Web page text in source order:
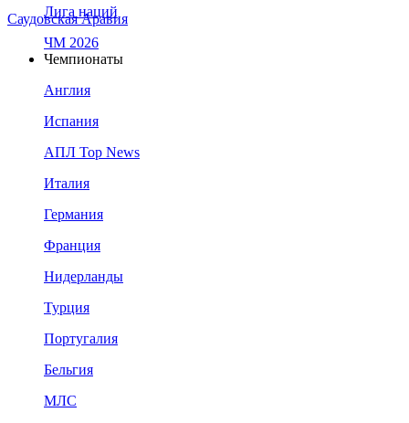
Саудовская Аравия
Лига наций
ЧМ 2026
Чемпионаты
Англия
Испания
АПЛ Top News
Италия
Германия
Франция
Нидерланды
Турция
Португалия
Бельгия
МЛС